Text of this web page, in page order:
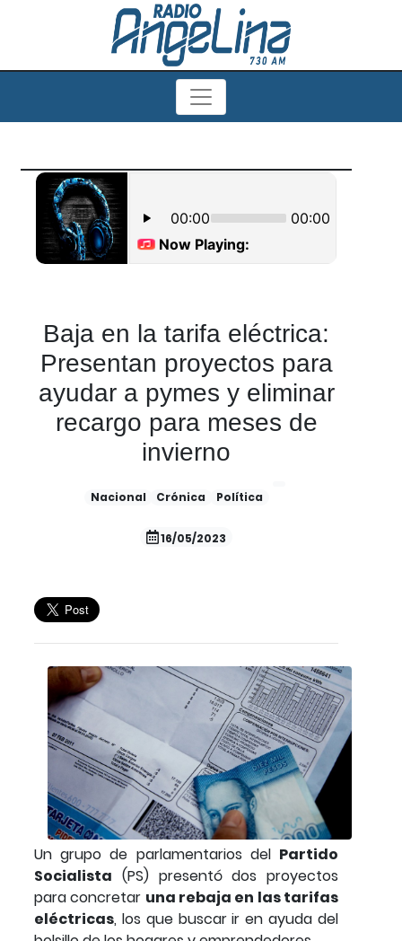
Baja en la tarifa eléctrica:
Presentan proyectos para
ayudar a pymes y eliminar
recargo para meses de
invierno
Nacional Crónica Política
16/05/2023
Un grupo de parlamentarios del Partido
Socialista (PS) presentó dos proyectos
para concretar una rebaja en las tarifas
eléctricas, los que buscar ir en ayuda del